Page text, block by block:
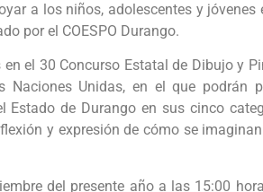
a los niños, adolescentes y jóvenes
por el COESPO Durango.
el 30 Concurso Estatal de Dibujo y
Unidas, en el que podrán
de Durango en sus cinco
y expresión de cómo se
del presente año a las 15:00